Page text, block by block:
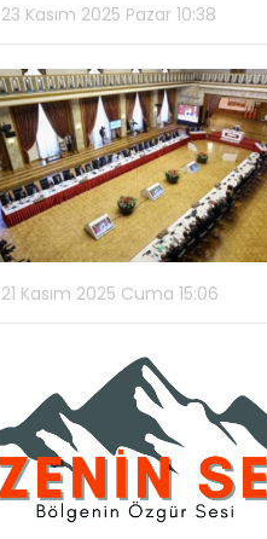
23 Kasım 2025 Pazar 10:38
21 Kasım 2025 Cuma 15:06